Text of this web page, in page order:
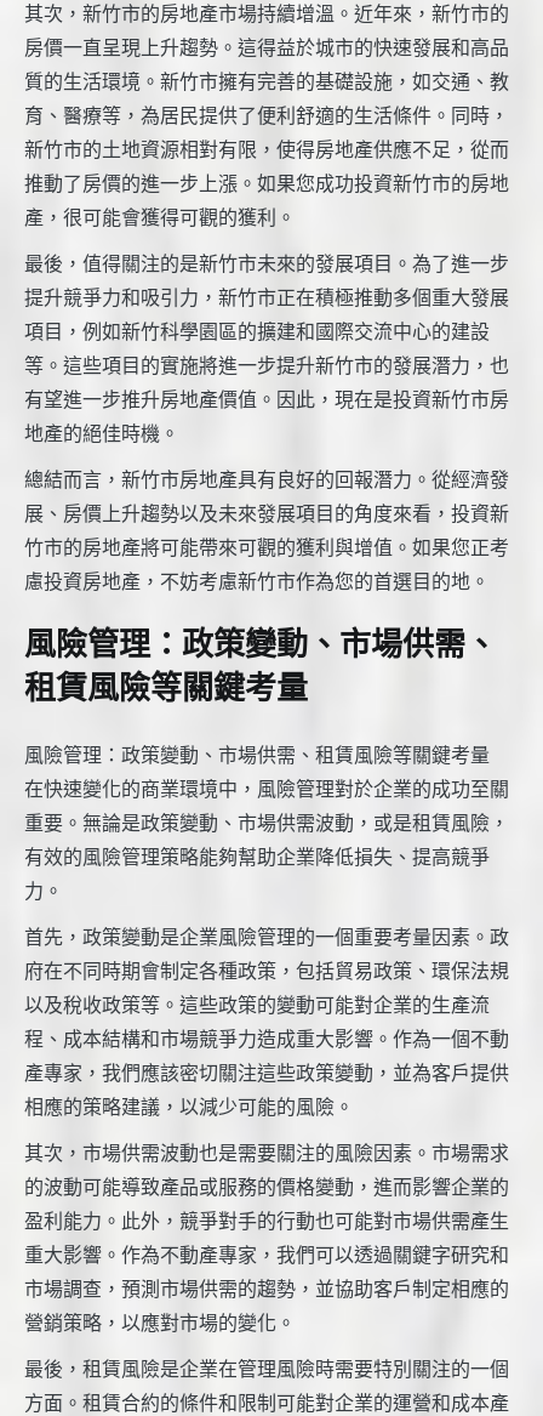
其次，新竹市的房地產市場持續增溫。近年來，新竹市的
房價一直呈現上升趨勢。這得益於城市的快速發展和高品
質的生活環境。新竹市擁有完善的基礎設施，如交通、教
育、醫療等，為居民提供了便利舒適的生活條件。同時，
新竹市的土地資源相對有限，使得房地產供應不足，從而
推動了房價的進一步上漲。如果您成功投資新竹市的房地
產，很可能會獲得可觀的獲利。
最後，值得關注的是新竹市未來的發展項目。為了進一步
提升競爭力和吸引力，新竹市正在積極推動多個重大發展
項目，例如新竹科學園區的擴建和國際交流中心的建設
等。這些項目的實施將進一步提升新竹市的發展潛力，也
有望進一步推升房地產價值。因此，現在是投資新竹市房
地產的絕佳時機。
總結而言，新竹市房地產具有良好的回報潛力。從經濟發
展、房價上升趨勢以及未來發展項目的角度來看，投資新
竹市的房地產將可能帶來可觀的獲利與增值。如果您正考
慮投資房地產，不妨考慮新竹市作為您的首選目的地。
風險管理：政策變動、市場供需、
租賃風險等關鍵考量
風險管理：政策變動、市場供需、租賃風險等關鍵考量
在快速變化的商業環境中，風險管理對於企業的成功至關
重要。無論是政策變動、市場供需波動，或是租賃風險，
有效的風險管理策略能夠幫助企業降低損失、提高競爭
力。
首先，政策變動是企業風險管理的一個重要考量因素。政
府在不同時期會制定各種政策，包括貿易政策、環保法規
以及稅收政策等。這些政策的變動可能對企業的生產流
程、成本結構和市場競爭力造成重大影響。作為一個不動
產專家，我們應該密切關注這些政策變動，並為客戶提供
相應的策略建議，以減少可能的風險。
其次，市場供需波動也是需要關注的風險因素。市場需求
的波動可能導致產品或服務的價格變動，進而影響企業的
盈利能力。此外，競爭對手的行動也可能對市場供需產生
重大影響。作為不動產專家，我們可以透過關鍵字研究和
市場調查，預測市場供需的趨勢，並協助客戶制定相應的
營銷策略，以應對市場的變化。
最後，租賃風險是企業在管理風險時需要特別關注的一個
方面。租賃合約的條件和限制可能對企業的運營和成本產